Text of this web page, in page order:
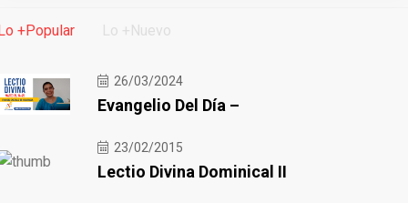
+Popular Lo +Nuevo
26/03/2024
Evangelio Del Día –
23/02/2015
Lectio Divina Dominical II